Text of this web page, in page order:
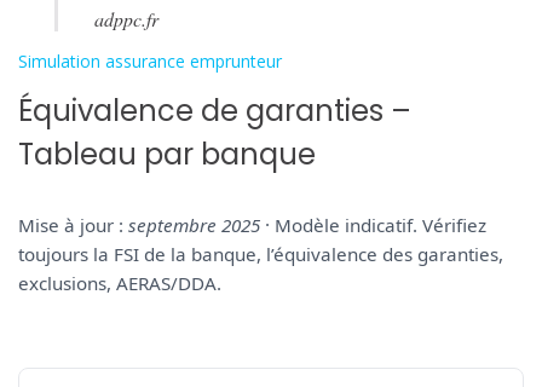
n
i
e
a
s
u
r
c
adppc.fr
Simulation assurance emprunteur
Équivalence de garanties –
Tableau par banque
Mise à jour : septembre 2025 · Modèle indicatif. Vérifiez
toujours la FSI de la banque, l’équivalence des garanties,